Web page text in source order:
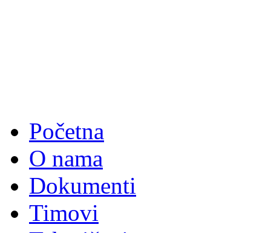
Početna
O nama
Dokumenti
Timovi